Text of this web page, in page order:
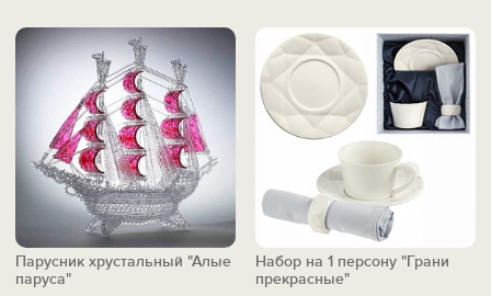
Парусник хрустальный "Алые
паруса"
Набор на 1 персону "Грани
прекрасные"